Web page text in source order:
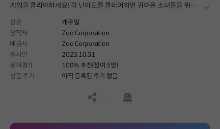
게임을 클리어하세요! 각 난이도를 클리어하면 귀여운 소녀들을 위한
더보
장르
캐주얼
창작자
Zoo Corporation
배급사
Zoo Corporation
출시일
2023.10.31
유저평가
100% 추천(참여 5명)
상품 후기
아직 등록된 후기 없음
공유하기신고하기